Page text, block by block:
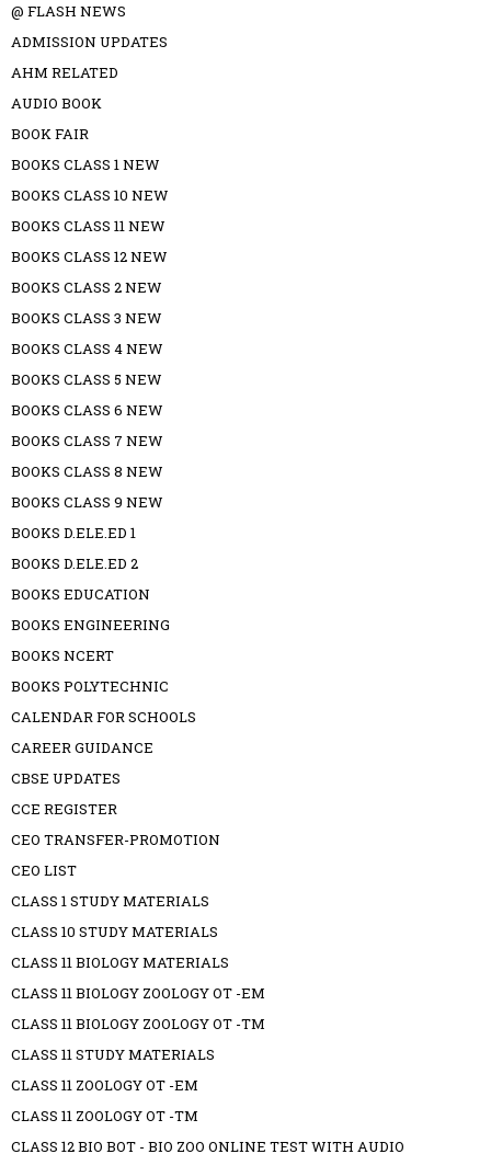
@ FLASH NEWS
ADMISSION UPDATES
AHM RELATED
AUDIO BOOK
BOOK FAIR
BOOKS CLASS 1 NEW
BOOKS CLASS 10 NEW
BOOKS CLASS 11 NEW
BOOKS CLASS 12 NEW
BOOKS CLASS 2 NEW
BOOKS CLASS 3 NEW
BOOKS CLASS 4 NEW
BOOKS CLASS 5 NEW
BOOKS CLASS 6 NEW
BOOKS CLASS 7 NEW
BOOKS CLASS 8 NEW
BOOKS CLASS 9 NEW
BOOKS D.ELE.ED 1
BOOKS D.ELE.ED 2
BOOKS EDUCATION
BOOKS ENGINEERING
BOOKS NCERT
BOOKS POLYTECHNIC
CALENDAR FOR SCHOOLS
CAREER GUIDANCE
CBSE UPDATES
CCE REGISTER
CEO TRANSFER-PROMOTION
CEO LIST
CLASS 1 STUDY MATERIALS
CLASS 10 STUDY MATERIALS
CLASS 11 BIOLOGY MATERIALS
CLASS 11 BIOLOGY ZOOLOGY OT -EM
CLASS 11 BIOLOGY ZOOLOGY OT -TM
CLASS 11 STUDY MATERIALS
CLASS 11 ZOOLOGY OT -EM
CLASS 11 ZOOLOGY OT -TM
CLASS 12 BIO BOT - BIO ZOO ONLINE TEST WITH AUDIO